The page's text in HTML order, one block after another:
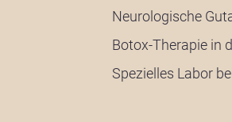
Neurologische
Botox-Therapie in
Spezielles Labor